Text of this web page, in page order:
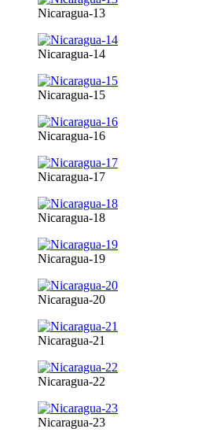
Nicaragua-13
Nicaragua-14
Nicaragua-15
Nicaragua-16
Nicaragua-17
Nicaragua-18
Nicaragua-19
Nicaragua-20
Nicaragua-21
Nicaragua-22
Nicaragua-23